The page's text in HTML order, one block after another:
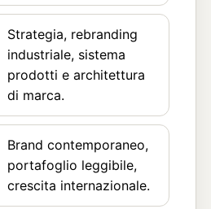
Strategia, rebranding
industriale, sistema
prodotti e architettura
di marca.
Brand contemporaneo,
portafoglio leggibile,
crescita internazionale.